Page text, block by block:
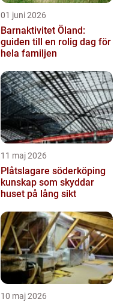
01 juni 2026
Barnaktivitet Öland:
guiden till en rolig dag för
hela familjen
11 maj 2026
Plåtslagare söderköping
kunskap som skyddar
huset på lång sikt
10 maj 2026